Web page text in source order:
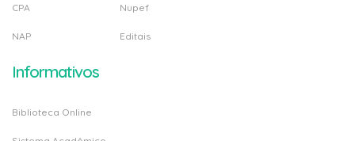
CPA
NAP
Nupef
Editais
Informativos
Biblioteca Online